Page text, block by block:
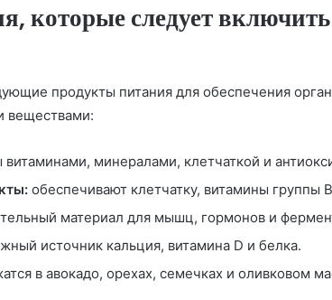
которые следует
продукты питания для обеспечения
веществами:
витаминами, минералами, клетчаткой и
обеспечивают клетчатку, витамины группы
материал для мышц, гормонов и
источник кальция, витамина D и белка.
в авокадо, орехах, семечках и оливковом
Как получить
Приготовление
блюд: искусство
Путь к здоровью и
здорового питания